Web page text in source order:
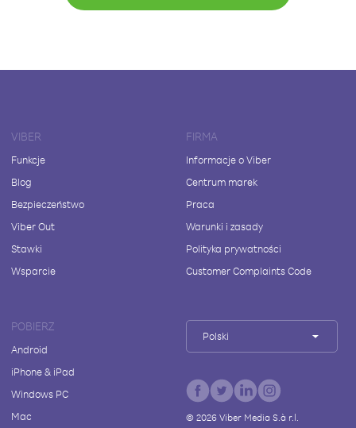
VIBER
Funkcje
Blog
Bezpieczeństwo
Viber Out
Stawki
Wsparcie
FIRMA
Informacje o Viber
Centrum marek
Praca
Warunki i zasady
Polityka prywatności
Customer Complaints Code
POBIERZ
Android
iPhone & iPad
Windows PC
Mac
Polski
© 2026Viber Media S.à r.l.